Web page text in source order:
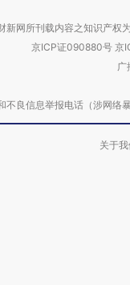
新网所刊载内容之知识产权
京ICP证090880号 京
广
不良信息举报电话（涉网
关于我